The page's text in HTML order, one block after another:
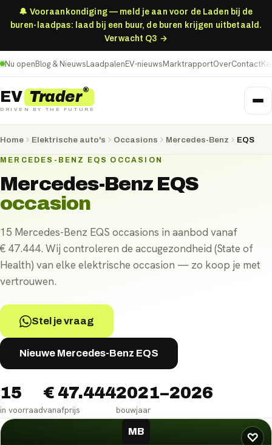
🔔 Vooraankondiging — meld je aan voor de Laden bij de
buren-laadpas: laad bij een buur, de buren krijgen uitbetaald.
Verwacht Q3 →
Nu openBlog & NieuwsLaadpalenEV-nieuwsMarktrapportOverContact
EV Trader®
DRIVEN BY THE FUTURE
Home Elektrische auto's Occasions Mercedes-Benz EQS
MERCEDES-BENZ EQS OCCASION
Mercedes-Benz EQS
occasion
15 Mercedes-Benz EQS occasions in aanbod vanaf
€ 47.444. Wij controleren de accugezondheid (State of
Health) van elke elektrische occasion — zo koop je met
vertrouwen.
Stel je vraag
Nieuwe Mercedes-Benz EQS
15
in voorraad
€ 47.444
vanafprijs
2021–2026
bouwjaar
Mercedes-Benz EQSoccasions
♡
MB